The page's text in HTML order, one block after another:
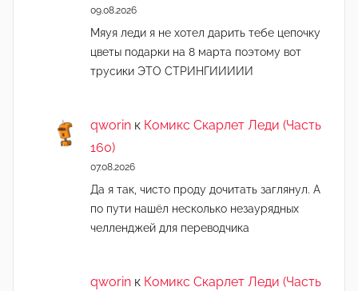
09.08.2026
Мяуя леди я не хотел дарить тебе цепочку
цветы подарки на 8 марта поэтому вот
трусики ЭТО СТРИНГИИИИИ
qworin к Комикс Скарлет Леди (Часть
160)
07.08.2026
Да я так, чисто проду дочитать заглянул. А
по пути нашёл несколько незаурядных
челленджей для переводчика
qworin к Комикс Скарлет Леди (Часть